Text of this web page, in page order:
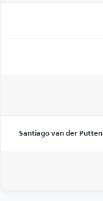
Santiago van der Putten